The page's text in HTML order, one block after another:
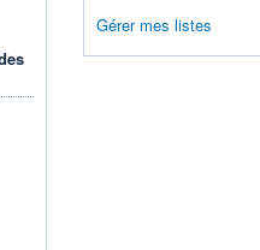
Gérer mes listes